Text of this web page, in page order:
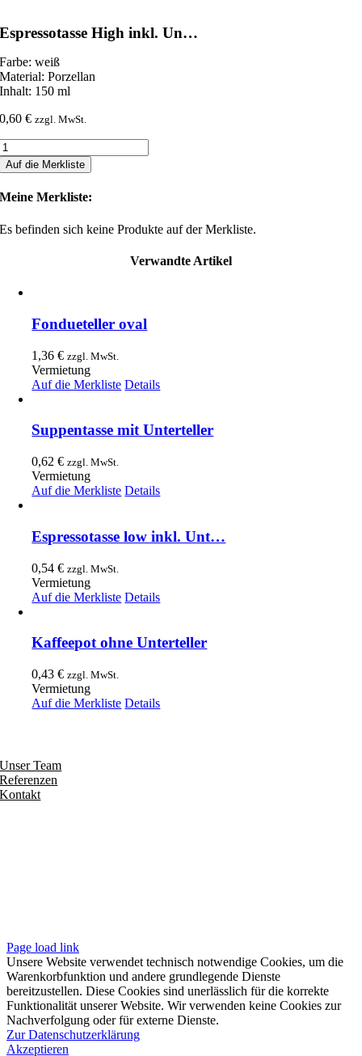
Espressotasse High inkl. Un…
Farbe: weiß
Material: Porzellan
Inhalt: 150 ml
0,60€ zzgl. MwSt.
Auf die Merkliste
Meine Merkliste:
Es befinden sich keine Produkte auf der Merkliste.
Verwandte Artikel
Fondueteller oval
1,36€ zzgl. MwSt.
Vermietung
Auf die Merkliste Details
Suppentasse mit Unterteller
0,62€ zzgl. MwSt.
Vermietung
Auf die Merkliste Details
Espressotasse low inkl. Unt…
0,54€ zzgl. MwSt.
Vermietung
Auf die Merkliste Details
Kaffeepot ohne Unterteller
0,43€ zzgl. MwSt.
Vermietung
Auf die Merkliste Details
Unser Team
Referenzen
Kontakt
Page load link
Unsere Website verwendet technisch notwendige Cookies, um die
Warenkorbfunktion und andere grundlegende Dienste
bereitzustellen. Diese Cookies sind unerlässlich für die korrekte
Funktionalität unserer Website. Wir verwenden keine Cookies zur
Nachverfolgung oder für externe Dienste.
Zur Datenschutzerklärung
Akzeptieren